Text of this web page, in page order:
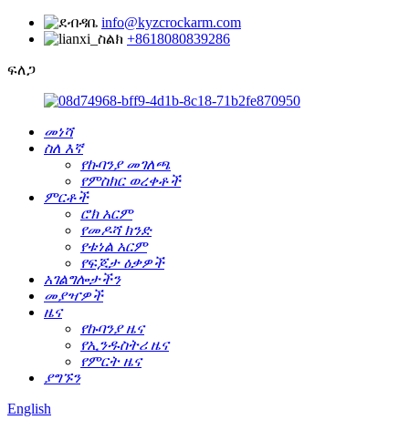
info@kyzcrockarm.com
+8618080839286
ፍለጋ
መነሻ
ስለ እኛ
የኩባንያ መገለጫ
የምስክር ወረቀቶች
ምርቶች
ሮክ አርም
የመዶሻ ክንድ
የቱነል አርም
የፍጆታ ዕቃዎች
አገልግሎታችን
መያዣዎች
ዜና
የኩባንያ ዜና
የኢንዱስትሪ ዜና
የምርት ዜና
ያግኙን
English